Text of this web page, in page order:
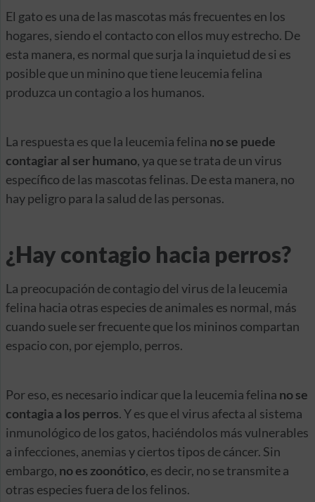
El gato es una de las mascotas más frecuentes en los
hogares, siendo el contacto con ellos muy estrecho. De
esta manera, es normal que surja la inquietud de si es
posible que un minino que tiene leucemia felina
produzca un contagio a los humanos.
La respuesta es que la leucemia felina no se puede
contagiar al ser humano, ya que se trata de un virus
específico de las mascotas felinas. De esta manera, no
hay peligro para la salud de las personas.
¿Hay contagio hacia perros?
La preocupación de contagio del virus de la leucemia
felina hacia otras especies de animales es normal, más
cuando suele ser frecuente que los mininos compartan
espacio con, por ejemplo, perros.
Por eso, es necesario indicar que la leucemia felina no se
contagia a los perros. Y es que el virus afecta al sistema
inmunológico de los gatos, haciéndolos más vulnerables
a infecciones, anemias y ciertos tipos de cáncer. Sin
embargo, no es zoonótico, es decir, no se transmite a
otras especies fuera de los felinos.